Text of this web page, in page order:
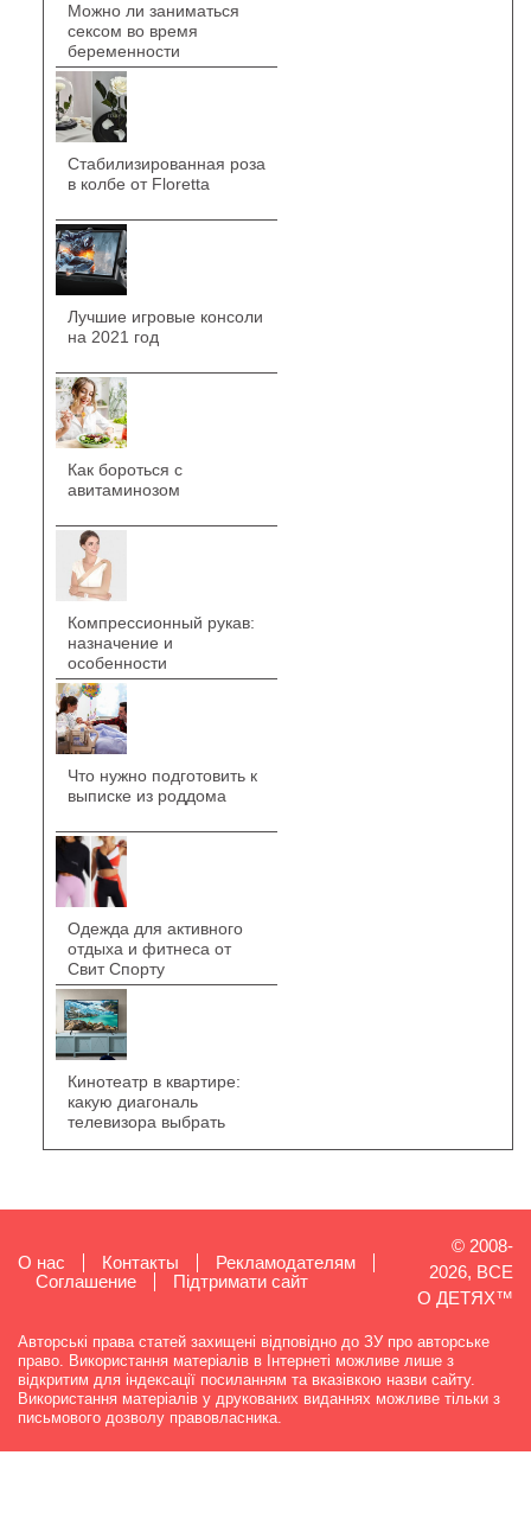
Можно ли заниматься
сексом во время
беременности
Стабилизированная роза
в колбе от Floretta
Лучшие игровые консоли
на 2021 год
Как бороться с
авитаминозом
Компрессионный рукав:
назначение и
особенности
Что нужно подготовить к
выписке из роддома
Одежда для активного
отдыха и фитнеса от
Свит Спорту
Кинотеатр в квартире:
какую диагональ
телевизора выбрать
О нас Контакты
Рекламодателям
Cоглашение
Підтримати сайт
© 2008-
2026, ВСЕ
О ДЕТЯХ™
Авторські права статей захищені відповідно до ЗУ про авторське
право. Використання матеріалів в Інтернеті можливе лише з
відкритим для індексації посиланням та вказівкою назви сайту.
Використання матеріалів у друкованих виданнях можливе тільки з
письмового дозволу правовласника.